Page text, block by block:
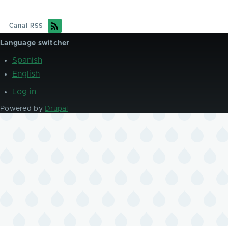
Canal RSS
Language switcher
Spanish
English
User
menu
Log in
Powered by Drupal